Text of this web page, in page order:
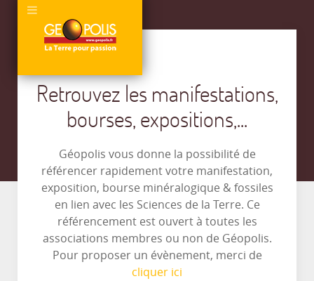
Retrouvez les manifestations,
bourses, expositions,...
Géopolis vous donne la possibilité de
référencer rapidement votre manifestation,
exposition, bourse minéralogique & fossiles
en lien avec les Sciences de la Terre. Ce
référencement est ouvert à toutes les
associations membres ou non de Géopolis.
Pour proposer un évènement, merci de
cliquer ici